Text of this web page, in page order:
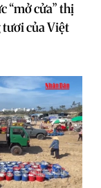
“mở cửa” thị
của Việt